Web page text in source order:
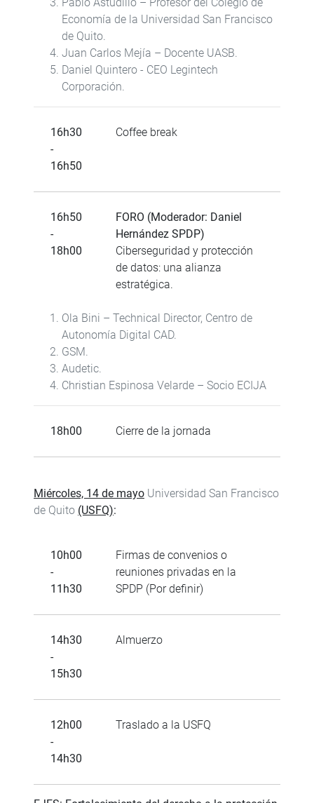
Economía de la Universidad San Francisco
de Quito.
Juan Carlos Mejía – Docente UASB.
Daniel Quintero - CEO Legintech
Corporación.
16h30
-
16h50
Coffee break
16h50
-
18h00
FORO (Moderador: Daniel
Hernández SPDP)
Ciberseguridad y protección
de datos: una alianza
estratégica.
Ola Bini – Technical Director, Centro de
Autonomía Digital CAD.
GSM.
Audetic.
Christian Espinosa Velarde – Socio ECIJA
18h00 Cierre de la jornada
Miércoles, 14 de mayo Universidad San Francisco
de Quito (USFQ):
10h00
-
11h30
Firmas de convenios o
reuniones privadas en la
SPDP (Por definir)
14h30
-
15h30
Almuerzo
12h00
-
14h30
Traslado a la USFQ